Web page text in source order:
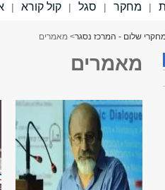
| מחקר | סגל | קול קורא |
שלום - המרכז נסגר> מאמרים
מאמרים